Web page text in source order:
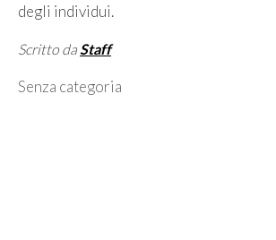
degli individui.
Scritto da Staff
Categorie
Senza categoria